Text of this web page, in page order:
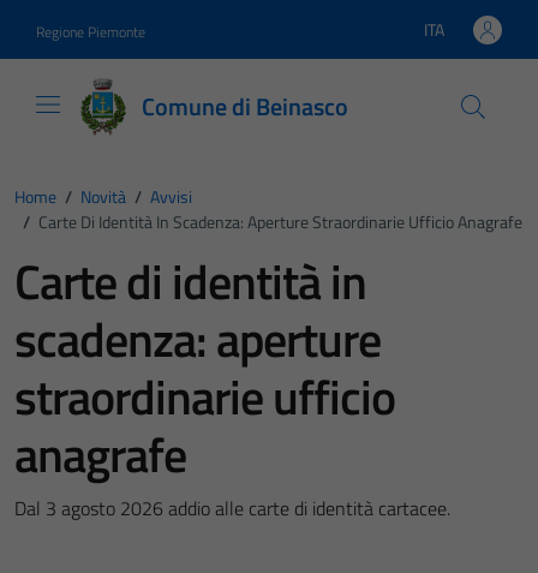
Regione Piemonte Lingua attiva:
ITA
Comune di Beinasco
Home / Novità / Avvisi
/ Carte Di Identità In Scadenza: Aperture Straordinarie Ufficio Anagrafe
Carte di identità in
scadenza: aperture
straordinarie ufficio
anagrafe
Dal 3 agosto 2026 addio alle carte di identità cartacee.